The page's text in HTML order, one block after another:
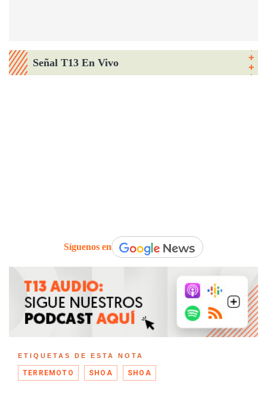
Señal T13 En Vivo
Síguenos en
ETIQUETAS DE ESTA NOTA
TERREMOTO SHOA SHOA